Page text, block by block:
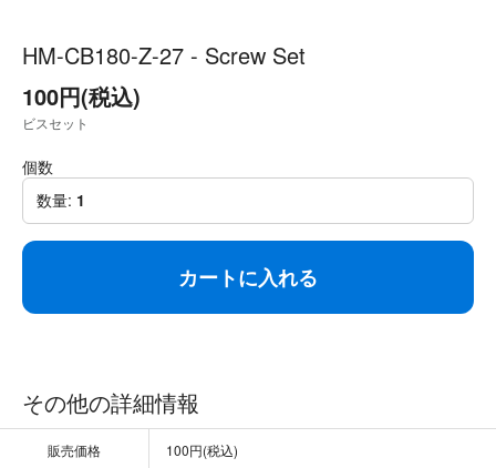
HM-CB180-Z-27 - Screw Set
100円(税込)
ビスセット
個数
数量: 1
カートに入れる
その他の詳細情報
販売価格 100円(税込)